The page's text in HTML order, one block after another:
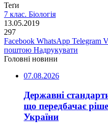
Теґи
7 клас. Біологія
13.05.2019
297
Facebook WhatsApp Telegram
поштою Надрукувати
Головні новини
07.08.2026
Державні
що передбачає
України